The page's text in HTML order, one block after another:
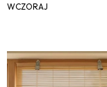
WCZORAJ